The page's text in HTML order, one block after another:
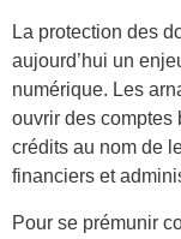
La protection des
aujourd’hui un
numérique. Les
ouvrir des comptes
crédits au nom de
financiers et
Pour se prémunir